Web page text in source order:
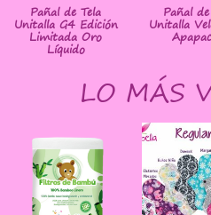
Pañal de Tela
Unitalla G4 Edición
Limitada Oro
Líquido
Pañal
Unitalla
LO MÁS